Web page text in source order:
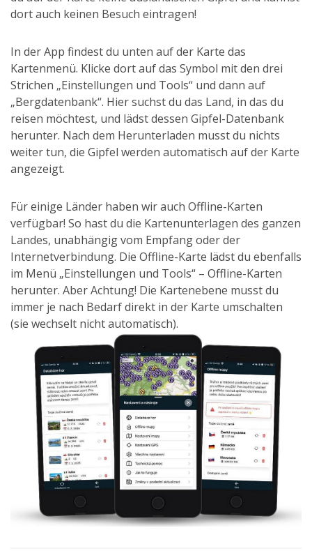
dort auch keinen Besuch eintragen!
In der App findest du unten auf der Karte das
Kartenmenü. Klicke dort auf das Symbol mit den drei
Strichen „Einstellungen und Tools“ und dann auf
„Bergdatenbank“. Hier suchst du das Land, in das du
reisen möchtest, und lädst dessen Gipfel-Datenbank
herunter. Nach dem Herunterladen musst du nichts
weiter tun, die Gipfel werden automatisch auf der Karte
angezeigt.
Für einige Länder haben wir auch Offline-Karten
verfügbar! So hast du die Kartenunterlagen des ganzen
Landes, unabhängig vom Empfang oder der
Internetverbindung. Die Offline-Karte lädst du ebenfalls
im Menü „Einstellungen und Tools“ – Offline-Karten
herunter. Aber Achtung! Die Kartenebene musst du
immer je nach Bedarf direkt in der Karte umschalten
(sie wechselt nicht automatisch).